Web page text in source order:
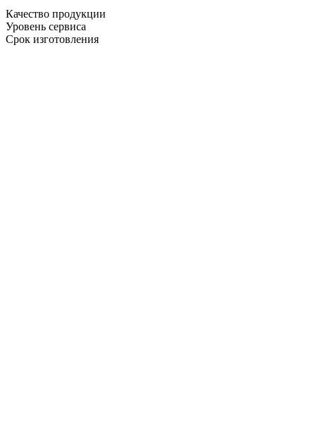
Качество продукции
Уровень сервиса
Срок изготовления